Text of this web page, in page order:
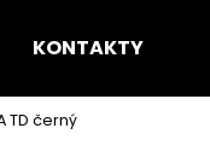
KONTAKTY
TD černý